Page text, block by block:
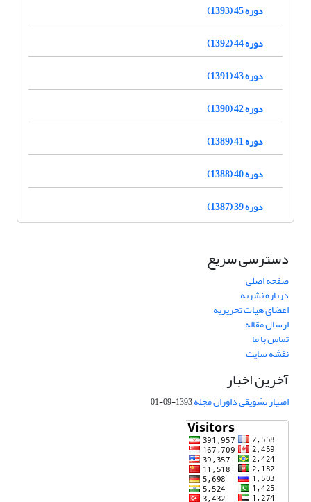
دوره 45 (1393)
دوره 44 (1392)
دوره 43 (1391)
دوره 42 (1390)
دوره 41 (1389)
دوره 40 (1388)
دوره 39 (1387)
دسترسی سریع
صفحه اصلی
درباره نشریه
اعضای هیات تحریریه
ارسال مقاله
تماس با ما
نقشه سایت
آخرین اخبار
امتیاز تشویقی داوران مجله1393-09-01